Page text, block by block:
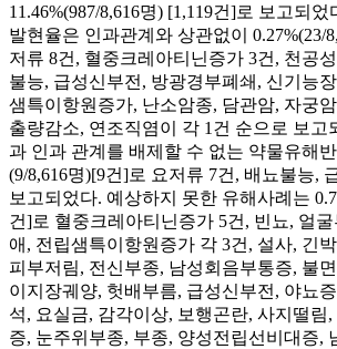
11.46%(987/8,616명) [1,119건]로 보고되
발현율은 인과관계와 상관없이 0.27%(23/
저류 8건, 혈중크레아티닌증가 3건, 천공
불능, 급성신부전, 방광경부폐쇄, 신기능
샘특이항원증가, 난소암종, 담관암, 자궁
출량감소, 연조직염이 각 1건 순으로 보고
과 인과 관계를 배제할 수 없는 약물유해
(9/8,616명)[9건]로 요저류 7건, 배뇨불능,
보고되었다. 예상하지 못한 유해사례는
건]로 혈중크레아티닌증가 5건, 빈뇨, 얼
애, 전립샘특이항원증가 각 3건, 설사, 긴
피부저림, 전신부종, 남성회음부통증, 불
이지장궤양, 헛배부름, 급성신부전, 야뇨
석, 요실금, 감각이상, 보행곤란, 사지떨림
증, 눈주위부종, 부종, 양성전립선비대증,